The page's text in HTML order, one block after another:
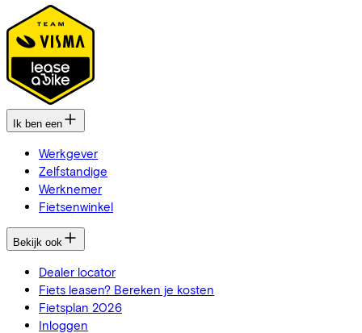
Ik ben een
Werkgever
Zelfstandige
Werknemer
Fietsenwinkel
Bekijk ook
Dealer locator
Fiets leasen? Bereken je kosten
Fietsplan 2026
Inloggen